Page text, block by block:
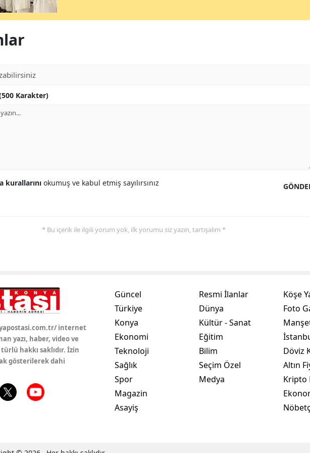
Yozgat
Iğdır
Osmaniye
Karakter)
kurallarını okumuş ve kabul etmiş sayılırsınız
* Bu içerik ile ilgili yorum yok, ilk yorumu siz yazın, tartışalım *
internet
yazı, haber, video ve
hakkı saklıdır. İzin
gösterilerek dahi
Güncel
Türkiye
Konya
Ekonomi
Teknoloji
Sağlık
Spor
Magazin
Asayiş
Resmi İlanlar
Dünya
Kültür - Sanat
Eğitim
Bilim
Seçim Özel
Medya
Köşe
Foto
Döviz
Altın
Kripto